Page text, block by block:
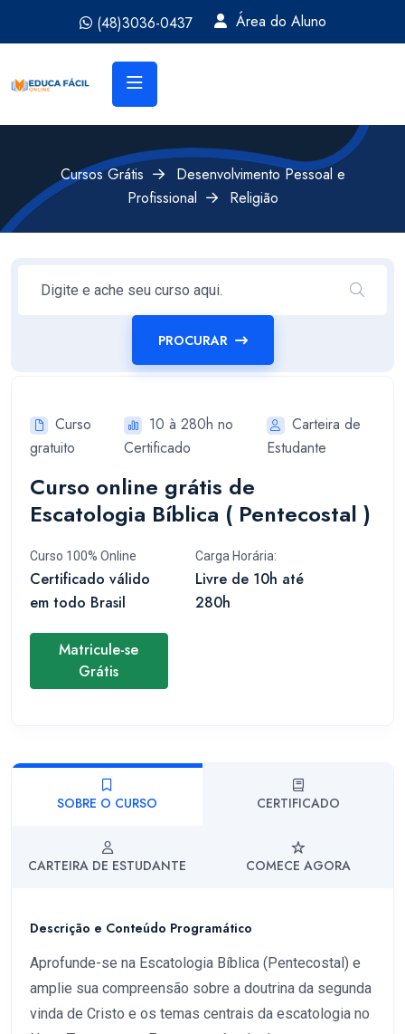
(48)3036-0437 Área do Aluno
Cursos Grátis
Desenvolvimento Pessoal e
Profissional
Religião
PROCURAR
Curso
gratuito
10 à 280h no
Certificado
Carteira de
Estudante
Curso online grátis de
Escatologia Bíblica ( Pentecostal )
Curso 100% Online
Certificado válido
em todo Brasil
Carga Horária:
Livre de 10h até
280h
Matricule-se
Grátis
SOBRE O CURSO CERTIFICADO
CARTEIRA DE ESTUDANTE COMECE AGORA
Descrição e Conteúdo Programático
Aprofunde-se na Escatologia Bíblica (Pentecostal) e
amplie sua compreensão sobre a doutrina da segunda
vinda de Cristo e os temas centrais da escatologia no